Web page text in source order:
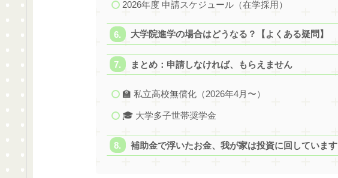
2026年度 申請スケジュール（在学採用）
大学院進学の場合はどうなる？【よくある疑問】
まとめ：申請しなければ、もらえません
🏫 私立高校無償化（2026年4月〜）
🎓 大学多子世帯奨学金
補助金で浮いたお金、我が家は投資に回しています